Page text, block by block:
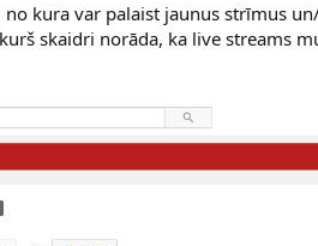
kura var palaist jaunus strīmus
skaidri norāda, ka live streams